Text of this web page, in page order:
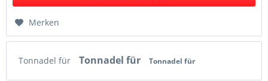
Merken
Tonnadel für Tonnadel für Tonnadel für